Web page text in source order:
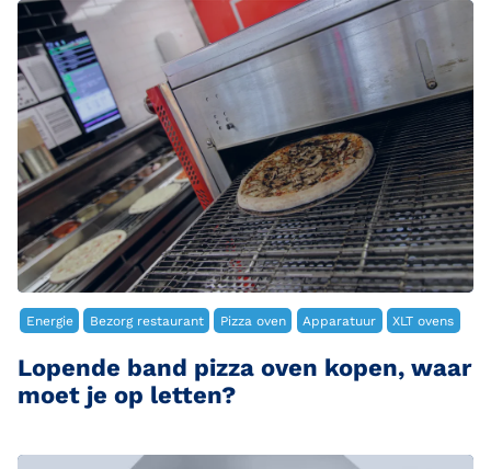
Energie Bezorg restaurant Pizza oven Apparatuur XLT ovens
Lopende band pizza oven kopen, waar
moet je op letten?